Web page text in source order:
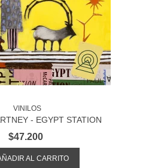
VINILOS
- EGYPT STATION
$47.200
AL CARRITO